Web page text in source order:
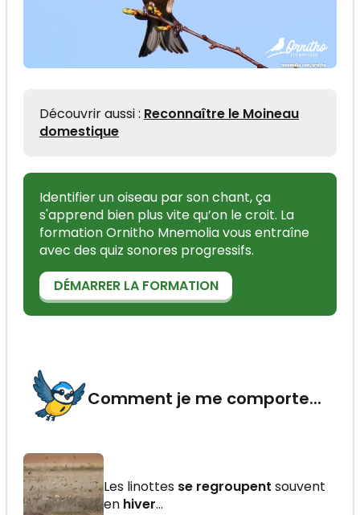
Découvrir aussi : Reconnaître le Moineau
domestique
Identifier un oiseau par son chant, ça
s'apprend bien plus vite qu’on le croit. La
formation Ornitho Mnemolia vous entraîne
avec des quiz sonores progressifs.
DÉMARRER LA FORMATION
Comment je me comporte...
Les linottes se regroupent souvent
en hiver...